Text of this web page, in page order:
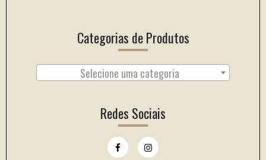
Categorias de Produtos
Selecione uma categoria
Redes Sociais